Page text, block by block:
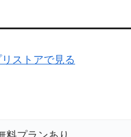
ストアで見る